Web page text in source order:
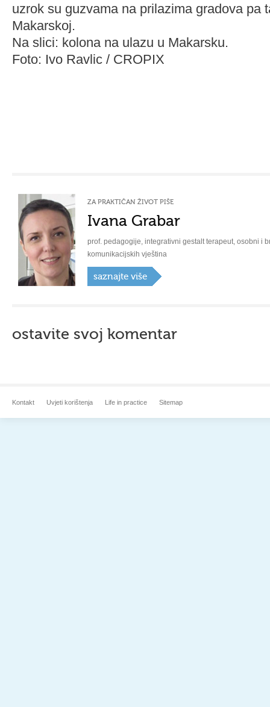
uzrok su guzvama na prilazima gradova pa
Makarskoj.
Na slici: kolona na ulazu u Makarsku.
Foto: Ivo Ravlic / CROPIX
ZA PRAKTIČAN ŽIVOT PIŠE
Ivana Grabar
prof. pedagogije, integrativni gestalt terapeut, osobni i
komunikacijskih vještina
saznajte više
ostavite svoj komentar
Kontakt Uvjeti korištenja Life in practice Sitemap